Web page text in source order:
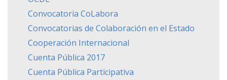
Convocatoria CoLabora
Convocatorias de Colaboración en el Estado
Cooperación Internacional
Cuenta Pública 2017
Cuenta Pública Participativa